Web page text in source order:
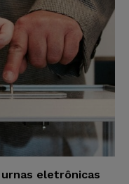
eletrônicas